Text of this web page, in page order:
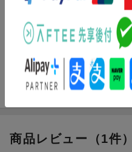
著者情報（「BOOK」デ
広瀬もりの（ヒロセモリノ）
２００１年よりｗｅｂにて小
筆、掲載している。『片側の
データはこの書籍が刊行され
商品レビュー（1件）